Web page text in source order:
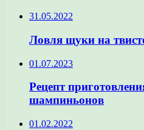
31.05.2022
Ловля щуки на
01.07.2023
Рецепт
шампиньонов
01.02.2022